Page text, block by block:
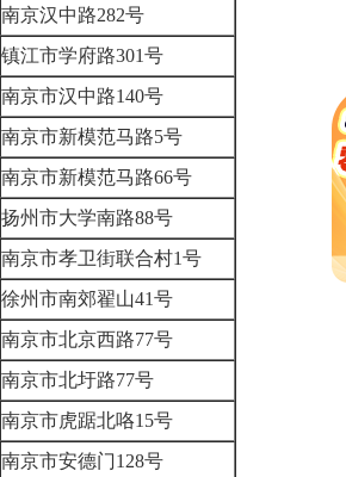
南京汉中路282号
镇江市学府路301号
南京市汉中路140号
南京市新模范马路5号
南京市新模范马路66号
扬州市大学南路88号
南京市孝卫街联合村1号
徐州市南郊翟山41号
南京市北京西路77号
南京市北圩路77号
南京市虎踞北咯15号
南京市安德门128号